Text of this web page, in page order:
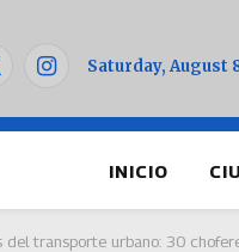
InstagramSaturday, August
INICIO
del transporte urbano: 30